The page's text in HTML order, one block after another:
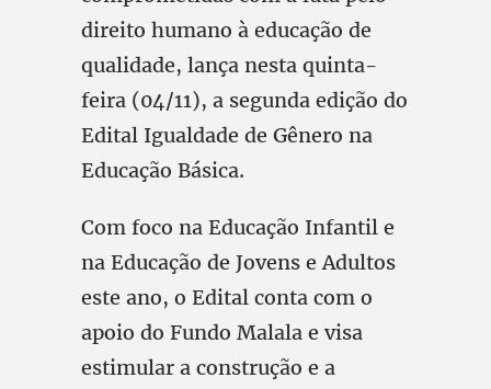
direito humano à educação de
qualidade, lança nesta quinta-
feira (04/11), a segunda edição do
Edital Igualdade de Gênero na
Educação Básica.
Com foco na Educação Infantil e
na Educação de Jovens e Adultos
este ano, o Edital conta com o
apoio do Fundo Malala e visa
estimular a construção e a